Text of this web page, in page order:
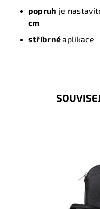
popruh je
cm
stříbrnéaplikace
značky FLORA&CO
Skladem
16849
2 roky